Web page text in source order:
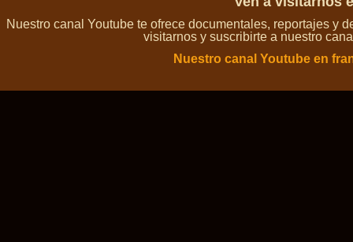
Nuestro canal Youtube te ofrece documentales, reportajes y
visitarnos y suscribirte a nuestro
Nuestro canal Youtube en